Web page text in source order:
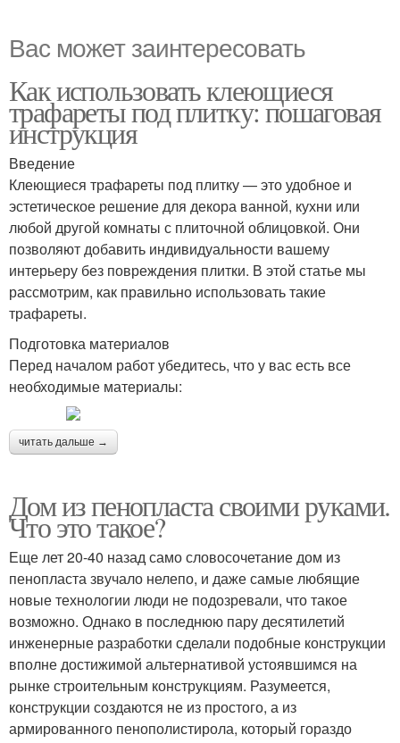
Вас может заинтересовать
Как использовать клеющиеся
трафареты под плитку: пошаговая
инструкция
Введение
Клеющиеся трафареты под плитку — это удобное и
эстетическое решение для декора ванной, кухни или
любой другой комнаты с плиточной облицовкой. Они
позволяют добавить индивидуальности вашему
интерьеру без повреждения плитки. В этой статье мы
рассмотрим, как правильно использовать такие
трафареты.
Подготовка материалов
Перед началом работ убедитесь, что у вас есть все
необходимые материалы:
читать дальше →
Дом из пенопласта своими руками.
Что это такое?
Еще лет 20-40 назад само словосочетание дом из
пенопласта звучало нелепо, и даже самые любящие
новые технологии люди не подозревали, что такое
возможно. Однако в последнюю пару десятилетий
инженерные разработки сделали подобные конструкции
вполне достижимой альтернативой устоявшимся на
рынке строительным конструкциям. Разумеется,
конструкции создаются не из простого, а из
армированного пенополистирола, который гораздо